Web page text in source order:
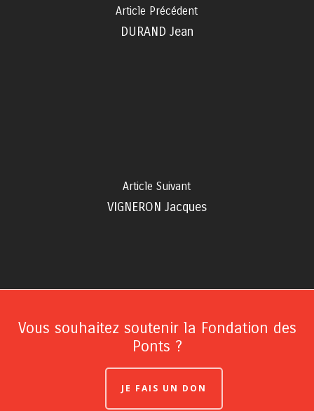
Article Précédent
DURAND Jean
Article Suivant
VIGNERON Jacques
Vous souhaitez soutenir la Fondation des
Ponts ?
JE FAIS UN DON